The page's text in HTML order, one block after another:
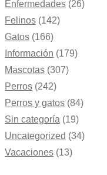
Enfermedades (26)
Felinos (142)
Gatos (166)
Información (179)
Mascotas (307)
Perros (242)
Perros y gatos (84)
Sin categoría (19)
Uncategorized (34)
Vacaciones (13)